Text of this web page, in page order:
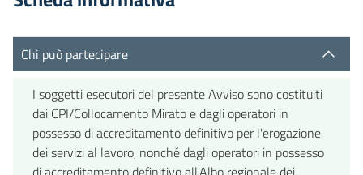
Chi può partecipare
I soggetti esecutori del presente Avviso sono costituiti
dai CPI/Collocamento Mirato e dagli operatori in
possesso di accreditamento definitivo per l'erogazione
dei servizi al lavoro, nonché dagli operatori in possesso